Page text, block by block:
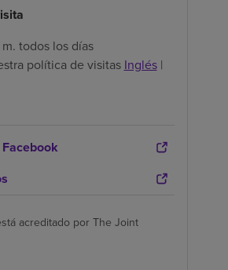
todos los días
política de visitas Inglés|
acreditado por The Joint